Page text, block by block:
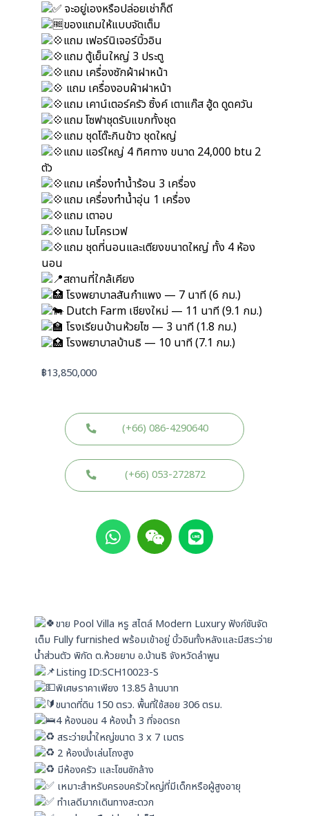
จะอยู่เองหรือปล่อยเช่าก็ดี
ของแถมให้แบบจัดเต็ม
แถม เฟอร์นิเจอร์บิ้วอิน
แถม ตู้เย็นใหญ่ 3 ประตู
แถม เครื่องซักผ้าฝาหน้า
แถม เครื่องอบผ้าฝาหน้า
แถม เคาน์เตอร์ครัว ซิ้งค์ เตาแก๊ส ฮู้ด ดูดควัน
แถม โซฟาชุดรับแขกทั้งชุด
แถม ชุดโต๊ะกินข้าว ชุดใหญ่
แถม แอร์ใหญ่ 4 ทิศทาง ขนาด 24,000 btu 2
ตัว
แถม เครื่องทำน้ำร้อน 3 เครื่อง
แถม เครื่องทำน้ำอุ่น 1 เครื่อง
แถม เตาอบ
แถม ไมโครเวฟ
แถม ชุดที่นอนและเตียงขนาดใหญ่ ทั้ง 4 ห้อง
นอน
สถานที่ใกล้เคียง
โรงพยาบาลสันกำแพง — 7 นาที (6 กม.)
Dutch Farm เชียงใหม่ — 11 นาที (9.1 กม.)
โรงเรียนบ้านห้วยไซ — 3 นาที (1.8 กม.)
โรงพยาบาลบ้านธิ — 10 นาที (7.1 กม.)
฿13,850,000
(+66) 086-4290640
(+66) 053-272872
W
h
a
p
p
W
e
i
L
i
n
ขาย Pool Villa หรู สไตล์ Modern Luxury ฟังก์ชันจัด
เต็ม Fully furnished พร้อมเข้าอยู่ บิ้วอินทั้งหลังและมีสระว่าย
น้ำส่วนตัว พิกัด ต.ห้วยยาบ อ.บ้านธิ จังหวัดลำพูน
Listing ID:SCH10023-S
พิเศษราคาเพียง 13.85 ล้านบาท
ขนาดที่ดิน 150 ตรว. พื้นที่ใช้สอย 306 ตรม.
4 ห้องนอน 4 ห้องน้ำ 3 ที่จอดรถ
สระว่ายน้ำใหญ่ขนาด 3 x 7 เมตร
2 ห้องนั่งเล่นโถงสูง
มีห้องครัว และโซนซักล้าง
เหมาะสำหรับครอบครัวใหญ่ที่มีเด็กหรือผู้สูงอายุ
ทำเลดีมากเดินทางสะดวก